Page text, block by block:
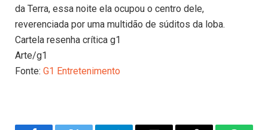
da Terra, essa noite ela ocupou o centro dele,
reverenciada por uma multidão de súditos da loba.
Cartela resenha crítica g1
Arte/g1
Fonte: G1 Entretenimento